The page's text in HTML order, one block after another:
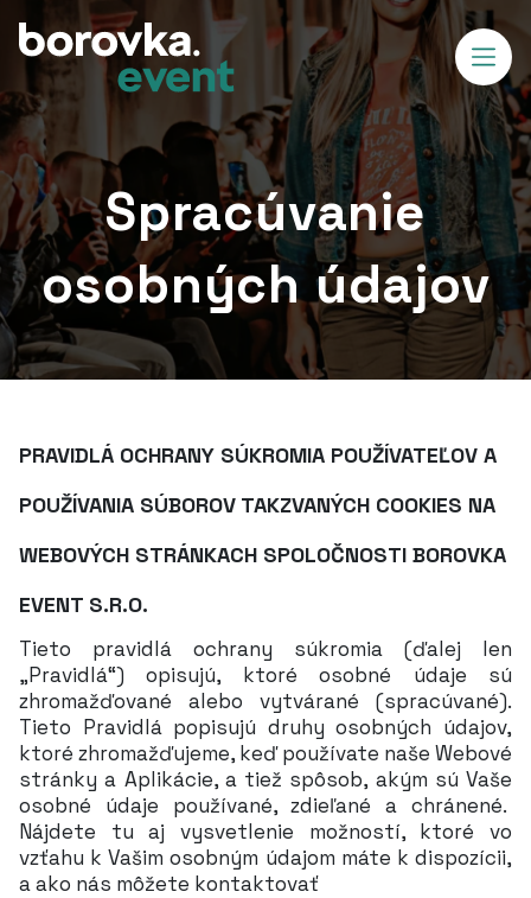
Spracúvanie
osobných údajov
PRAVIDLÁ OCHRANY SÚKROMIA POUŽÍVATEĽOV A
POUŽÍVANIA SÚBOROV TAKZVANÝCH COOKIES NA
WEBOVÝCH STRÁNKACH SPOLOČNOSTI BOROVKA
EVENT S.R.O.
Tieto pravidlá ochrany súkromia (ďalej len
„Pravidlá“) opisujú, ktoré osobné údaje sú
zhromažďované alebo vytvárané (spracúvané).
Tieto Pravidlá popisujú druhy osobných údajov,
ktoré zhromažďujeme, keď používate naše Webové
stránky a Aplikácie, a tiež spôsob, akým sú Vaše
osobné údaje používané, zdieľané a chránené.
Nájdete tu aj vysvetlenie možností, ktoré vo
vzťahu k Vašim osobným údajom máte k dispozícii,
a ako nás môžete kontaktovať